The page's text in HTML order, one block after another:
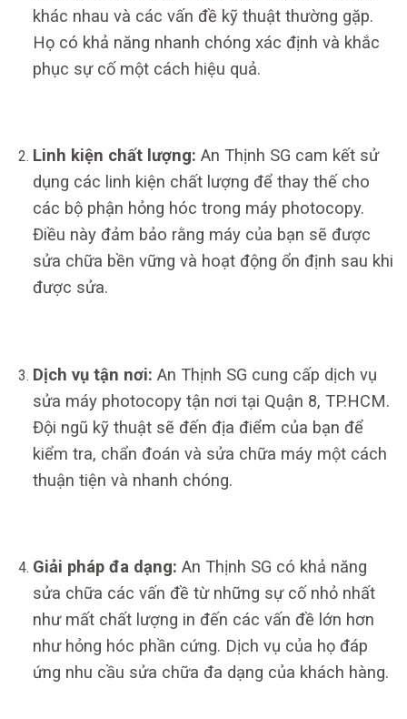
khác nhau và các vấn đề kỹ thuật thường gặp.
Họ có khả năng nhanh chóng xác định và khắc
phục sự cố một cách hiệu quả.
Linh kiện chất lượng: An Thịnh SG cam kết sử
dụng các linh kiện chất lượng để thay thế cho
các bộ phận hỏng hóc trong máy photocopy.
Điều này đảm bảo rằng máy của bạn sẽ được
sửa chữa bền vững và hoạt động ổn định sau khi
được sửa.
Dịch vụ tận nơi: An Thịnh SG cung cấp dịch vụ
sửa máy photocopy tận nơi tại Quận 8, TP.HCM.
Đội ngũ kỹ thuật sẽ đến địa điểm của bạn để
kiểm tra, chẩn đoán và sửa chữa máy một cách
thuận tiện và nhanh chóng.
Giải pháp đa dạng: An Thịnh SG có khả năng
sửa chữa các vấn đề từ những sự cố nhỏ nhất
như mất chất lượng in đến các vấn đề lớn hơn
như hỏng hóc phần cứng. Dịch vụ của họ đáp
ứng nhu cầu sửa chữa đa dạng của khách hàng.